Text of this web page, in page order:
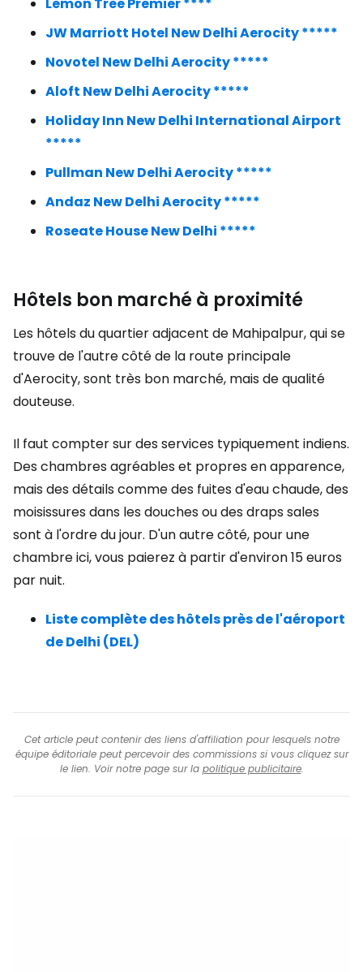
JW Marriott Hotel New Delhi Aerocity *****
Novotel New Delhi Aerocity *****
Aloft New Delhi Aerocity *****
Holiday Inn New Delhi International Airport
*****
Pullman New Delhi Aerocity *****
Andaz New Delhi Aerocity *****
Roseate House New Delhi *****
Hôtels bon marché à proximité
Les hôtels du quartier adjacent de Mahipalpur, qui se
trouve de l'autre côté de la route principale
d'Aerocity, sont très bon marché, mais de qualité
douteuse.
Il faut compter sur des services typiquement indiens.
Des chambres agréables et propres en apparence,
mais des détails comme des fuites d'eau chaude, des
moisissures dans les douches ou des draps sales
sont à l'ordre du jour. D'un autre côté, pour une
chambre ici, vous paierez à partir d'environ 15 euros
par nuit.
Liste complète des hôtels près de l'aéroport
de Delhi (DEL)
Cet article peut contenir des liens d'affiliation pour lesquels notre
équipe éditoriale peut percevoir des commissions si vous cliquez sur
le lien. Voir notre page sur la politique publicitaire.